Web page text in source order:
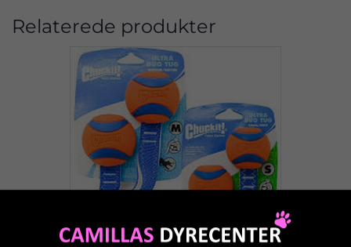
Relaterede produkter